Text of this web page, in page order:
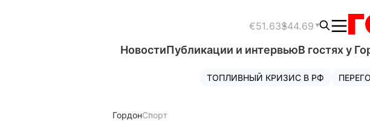
€51.63$44.69
НовостиПубликации и интервьюВ гостях у
ТОПЛИВНЫЙ КРИЗИС В РФ
ГордонСпорт